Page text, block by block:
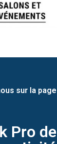
sur la page
Pro de